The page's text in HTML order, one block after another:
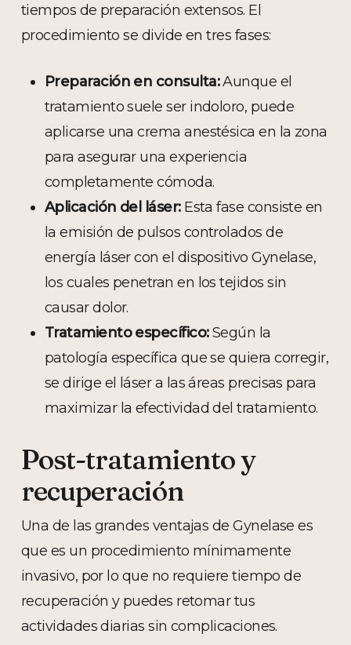
tiempos de preparación extensos. El
procedimiento se divide en tres fases:
Preparación en consulta:Aunque el
tratamiento suele ser indoloro, puede
aplicarse una crema anestésica en la zona
para asegurar una experiencia
completamente cómoda.
Aplicación del láser:Esta fase consiste en
la emisión de pulsos controlados de
energía láser con el dispositivo Gynelase,
los cuales penetran en los tejidos sin
causar dolor.
Tratamiento específico:Según la
patología específica que se quiera corregir,
se dirige el láser a las áreas precisas para
maximizar la efectividad del tratamiento.
Post-tratamiento y
recuperación
Una de las grandes ventajas de Gynelase es
que es un procedimiento mínimamente
invasivo, por lo que no requiere tiempo de
recuperación y puedes retomar tus
actividades diarias sin complicaciones.